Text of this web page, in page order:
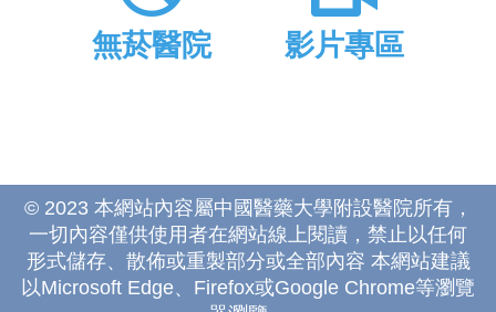
無菸醫院 影片專區
© 2023 本網站內容屬中國醫藥大學附設醫院所有，
一切內容僅供使用者在網站線上閱讀，禁止以任何
形式儲存、散佈或重製部分或全部內容 本網站建議
以Microsoft Edge、Firefox或Google Chrome等瀏覽